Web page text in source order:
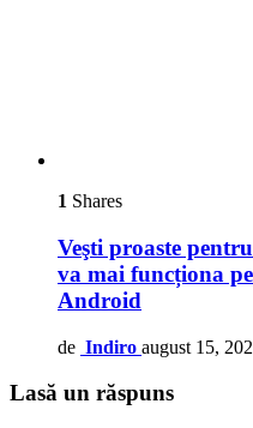
1 Shares
Veşti proaste
va mai funcționa
Android
de Indiro august 15,
Lasă un răspuns